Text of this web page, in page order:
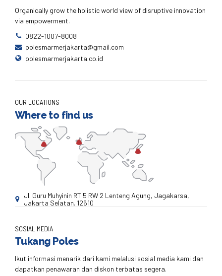
Organically grow the holistic world view of disruptive innovation
via empowerment.
0822-1007-8008
polesmarmerjakarta@gmail.com
polesmarmerjakarta.co.id
OUR LOCATIONS
Where to find us
Jl. Guru Muhyinin RT 5 RW 2 Lenteng Agung, Jagakarsa,
Jakarta Selatan. 12610
SOSIAL MEDIA
Tukang Poles
Ikut informasi menarik dari kami melalusi sosial media kami dan
dapatkan penawaran dan diskon terbatas segera.